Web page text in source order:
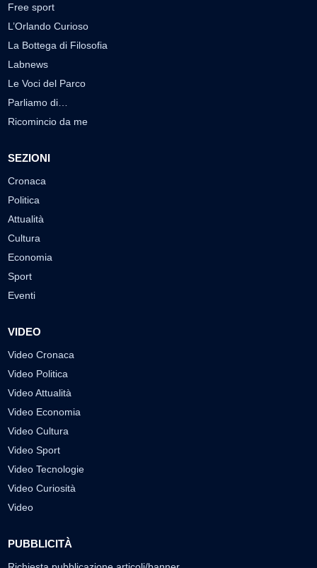
Free sport
L’Orlando Curioso
La Bottega di Filosofia
Labnews
Le Voci del Parco
Parliamo di…
Ricomincio da me
SEZIONI
Cronaca
Politica
Attualità
Cultura
Economia
Sport
Eventi
VIDEO
Video Cronaca
Video Politica
Video Attualità
Video Economia
Video Cultura
Video Sport
Video Tecnologie
Video Curiosità
Video
PUBBLICITÀ